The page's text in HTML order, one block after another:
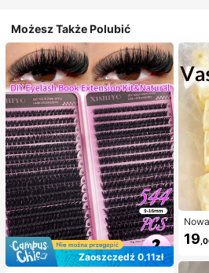
Możesz Także Polubić
Zaoszczędź 0,11zł
m,
a,
19